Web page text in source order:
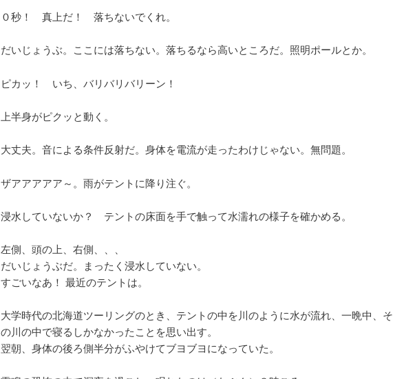
０秒！ 真上だ！ 落ちないでくれ。
だいじょうぶ。ここには落ちない。落ちるなら高いところだ。照明ポールとか。
ピカッ！ いち、バリバリバリーン！
上半身がピクッと動く。
大丈夫。音による条件反射だ。身体を電流が走ったわけじゃない。無問題。
ザアアアアア～。雨がテントに降り注ぐ。
浸水していないか？ テントの床面を手で触って水濡れの様子を確かめる。
左側、頭の上、右側、、、
だいじょうぶだ。まったく浸水していない。
すごいなあ！ 最近のテントは。
大学時代の北海道ツーリングのとき、テントの中を川のように水が流れ、一晩中、そ
の川の中で寝るしかなかったことを思い出す。
翌朝、身体の後ろ側半分がふやけてブヨブヨになっていた。